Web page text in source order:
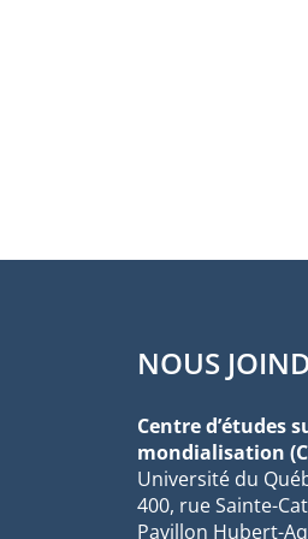
NOUS
Centre d’études
mondialisation
Université du
400, rue Sainte-
Pavillon Hubert-